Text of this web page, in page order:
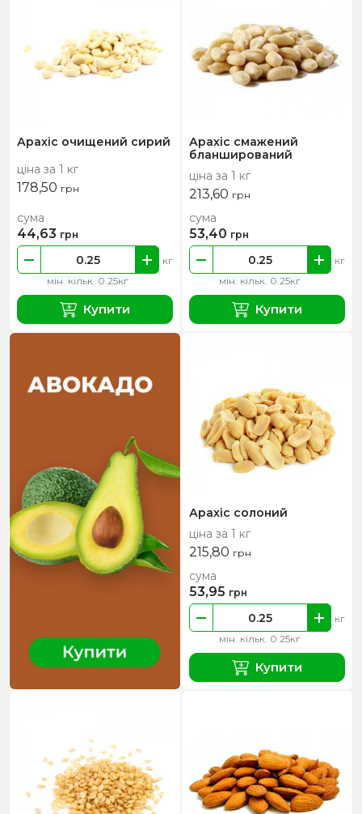
Арахіс очищений сирий
ціна за 1 кг
178,50 грн
мін. кільк. 0.25кг
кг
сума
44,63 грн
Купити
Арахіс смажений
бланширований
ціна за 1 кг
213,60 грн
мін. кільк. 0.25кг
кг
сума
53,40 грн
Купити
Арахіс солоний
ціна за 1 кг
215,80 грн
мін. кільк. 0.25кг
кг
сума
53,95 грн
Купити